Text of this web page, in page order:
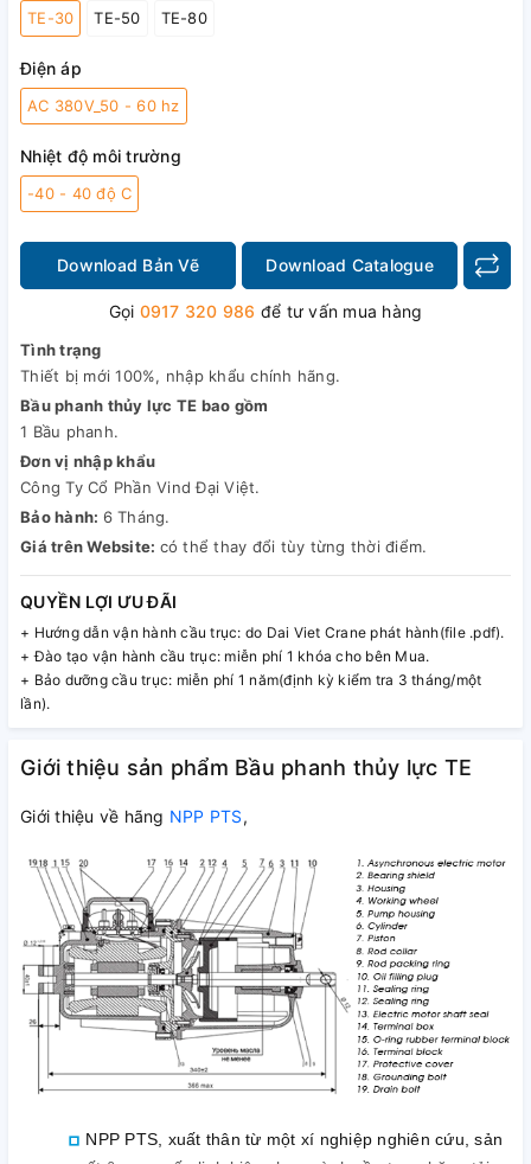
TE-30 TE-50 TE-80
Điện áp
AC 380V_50 - 60 hz
Nhiệt độ môi trường
-40 - 40 độ C
Download Bản Vẽ Download Catalogue
Gọi 0917 320 986 để tư vấn mua hàng
Tình trạng
Thiết bị mới 100%, nhập khẩu chính hãng.
Bầu phanh thủy lực TE bao gồm
1 Bầu phanh.
Đơn vị nhập khẩu
Công Ty Cổ Phần Vind Đại Việt.
Bảo hành: 6 Tháng.
Giá trên Website: có thể thay đổi tùy từng thời điểm.
QUYỀN LỢI ƯU ĐÃI
+ Hướng dẫn vận hành cầu trục: do Dai Viet Crane phát hành(file .pdf).
+ Đào tạo vận hành cầu trục: miễn phí 1 khóa cho bên Mua.
+ Bảo dưỡng cầu trục: miễn phí 1 năm(định kỳ kiểm tra 3 tháng/một
lần).
Giới thiệu sản phẩm Bầu phanh thủy lực TE
Giới thiệu về hãng NPP PTS,
NPP PTS, xuất thân từ một xí nghiệp nghiên cứu, sản